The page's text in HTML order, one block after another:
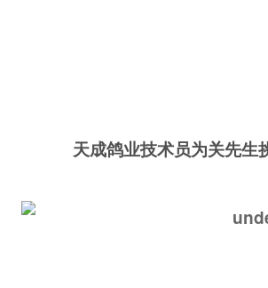
天成鸽业技术员为关先生